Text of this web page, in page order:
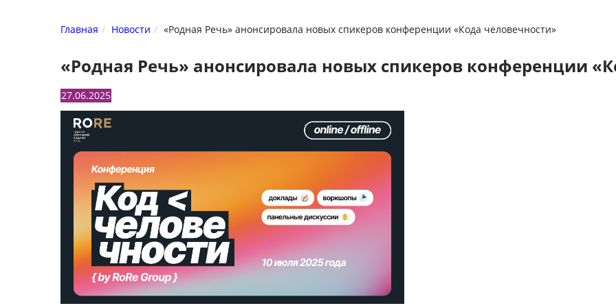
Главная Новости «Родная Речь» анонсировала новых спикеров конференции «Кода человечности»
«Родная Речь» анонсировала новых спикеров конференции
27.06.2025